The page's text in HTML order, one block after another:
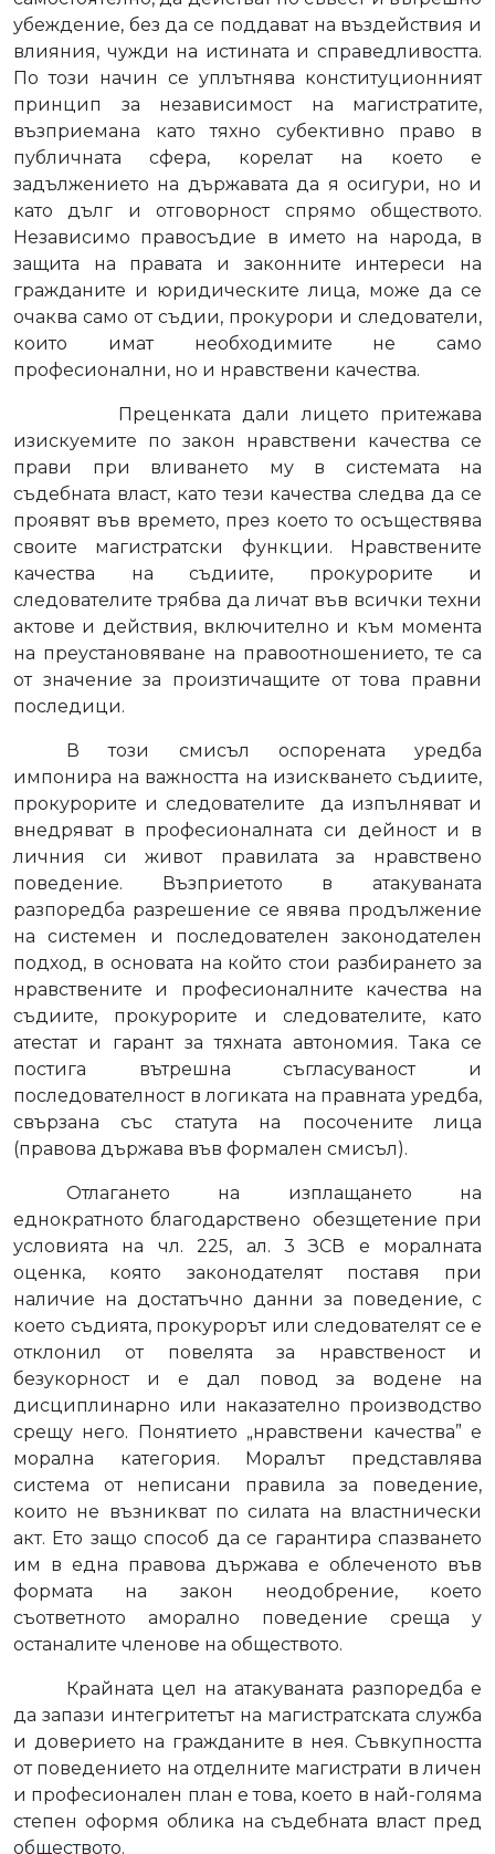
убеждение, без да се поддават на въздействия и
влияния, чужди на истината и справедливостта.
По този начин се уплътнява конституционният
принцип за независимост на магистратите,
възприемана като тяхно субективно право в
публичната сфера, корелат на което е
задължението на държавата да я осигури, но и
като дълг и отговорност спрямо обществото.
Независимо правосъдие в името на народа, в
защита на правата и законните интереси на
гражданите и юридическите лица, може да се
очаква само от съдии, прокурори и следователи,
които имат необходимите не само
професионални, но и нравствени качества.
Преценката дали лицето притежава
изискуемите по закон нравствени качества се
прави при вливането му в системата на
съдебната власт, като тези качества следва да се
проявят във времето, през което то осъществява
своите магистратски функции. Нравствените
качества на съдиите, прокурорите и
следователите трябва да личат във всички техни
актове и действия, включително и към момента
на преустановяване на правоотношението, те са
от значение за произтичащите от това правни
последици.
В този смисъл оспорената уредба
импонира на важността на изискването съдиите,
прокурорите и следователите
да изпълняват и
внедряват в професионалната си дейност и в
личния си живот правилата за нравствено
поведение. Възприетото в атакуваната
разпоредба разрешение се явява продължение
на системен и последователен законодателен
подход, в основата на който стои разбирането за
нравствените и професионалните качества на
съдиите, прокурорите и следователите, като
атестат и гарант за тяхната автономия. Така се
постига вътрешна съгласуваност и
последователност в логиката на правната уредба,
свързана със статута на посочените лица
(правова държава във формален смисъл).
Отлагането на изплащането на
еднократното благодарствено
обезщетение при
условията на чл. 225, ал. 3 ЗСВ е моралната
оценка, която законодателят поставя при
наличие на достатъчно данни за поведение, с
което съдията, прокурорът или следователят се е
отклонил от повелята за нравственост и
безукорност и е дал повод за водене на
дисциплинарно или наказателно производство
срещу него. Понятието „нравствени качества” е
морална категория. Моралът представлява
система от неписани правила за поведение,
които не възникват по силата на властнически
акт. Ето защо способ да се гарантира спазването
им в една правова държава е облеченото във
формата на закон неодобрение, което
съответното аморално поведение среща у
останалите членове на обществото.
Крайната цел на атакуваната разпоредба е
да запази интегритетът на магистратската служба
и доверието на гражданите в нея. Съвкупността
от поведението на отделните магистрати в личен
и професионален план е това, което в най-голяма
степен оформя облика на съдебната власт пред
обществото.